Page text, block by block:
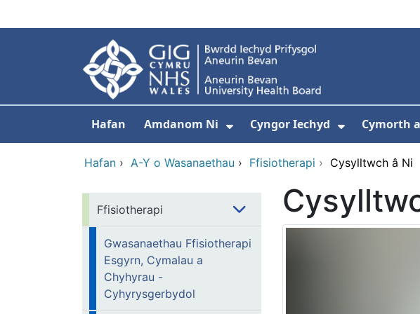
Hafan Amdanom Ni
Dangos isddewislen ar
Cyngor Iechyd
Dangos
Cymorth
Hafan › A-Y o Wasanaethau › Ffisiotherapi › Cysylltwch â Ni
Ffisiotherapi
Gwasanaethau Ffisiotherapi
Esgyrn, Cymalau a
Chyhyrau -
Cyhyrysgerbydol